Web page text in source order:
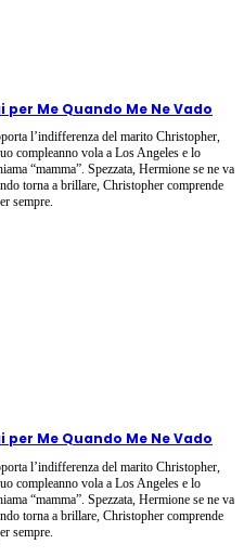
Me Quando Me Ne Vado
l’indifferenza del marito Christopher,
compleanno vola a Los Angeles e lo
“mamma”. Spezzata, Hermione se ne va
torna a brillare, Christopher comprende
sempre.
Me Quando Me Ne Vado
l’indifferenza del marito Christopher,
compleanno vola a Los Angeles e lo
“mamma”. Spezzata, Hermione se ne va
torna a brillare, Christopher comprende
sempre.